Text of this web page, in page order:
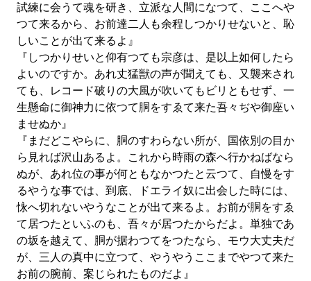
試練に会うて魂を研き、立派な人間になつて、ここへや
つて来るから、お前達二人も余程しつかりせないと、恥
しいことが出て来るよ』
『しつかりせいと仰有つても宗彦は、是以上如何したら
よいのですか。あれ丈猛獣の声が聞えても、又襲来され
ても、レコード破りの大風が吹いてもビリともせず、一
生懸命に御神力に依つて胴をすゑて来た吾々ぢや御座い
ませぬか』
『まだどこやらに、胴のすわらない所が、国依別の目か
ら見れば沢山あるよ。これから時雨の森へ行かねばなら
ぬが、あれ位の事が何ともなかつたと云つて、自慢をす
るやうな事では、到底、ドエライ奴に出会した時には、
怺へ切れないやうなことが出て来るよ。お前が胴をすゑ
て居つたといふのも、吾々が居つたからだよ。単独であ
の坂を越えて、胴が据わつてをつたなら、モウ大丈夫だ
が、三人の真中に立つて、やうやうここまでやつて来た
お前の腕前、案じられたものだよ』